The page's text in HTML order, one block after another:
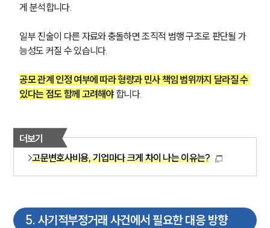
게 분석합니다.
일부 진술이 다른 자료와 충돌하면 조직적 범행 구조로 판단될 가
능성도 커질 수 있습니다.
공모 관계 인정 여부에 따라 형량과 민사 책임 범위까지 달라질 수
있다는 점도 함께 고려해야 합니다.
더보기
고문변호사비용, 기업마다 크게 차이 나는 이유는?
5. 사기적부정거래 사건에서 필요한 대응 방향